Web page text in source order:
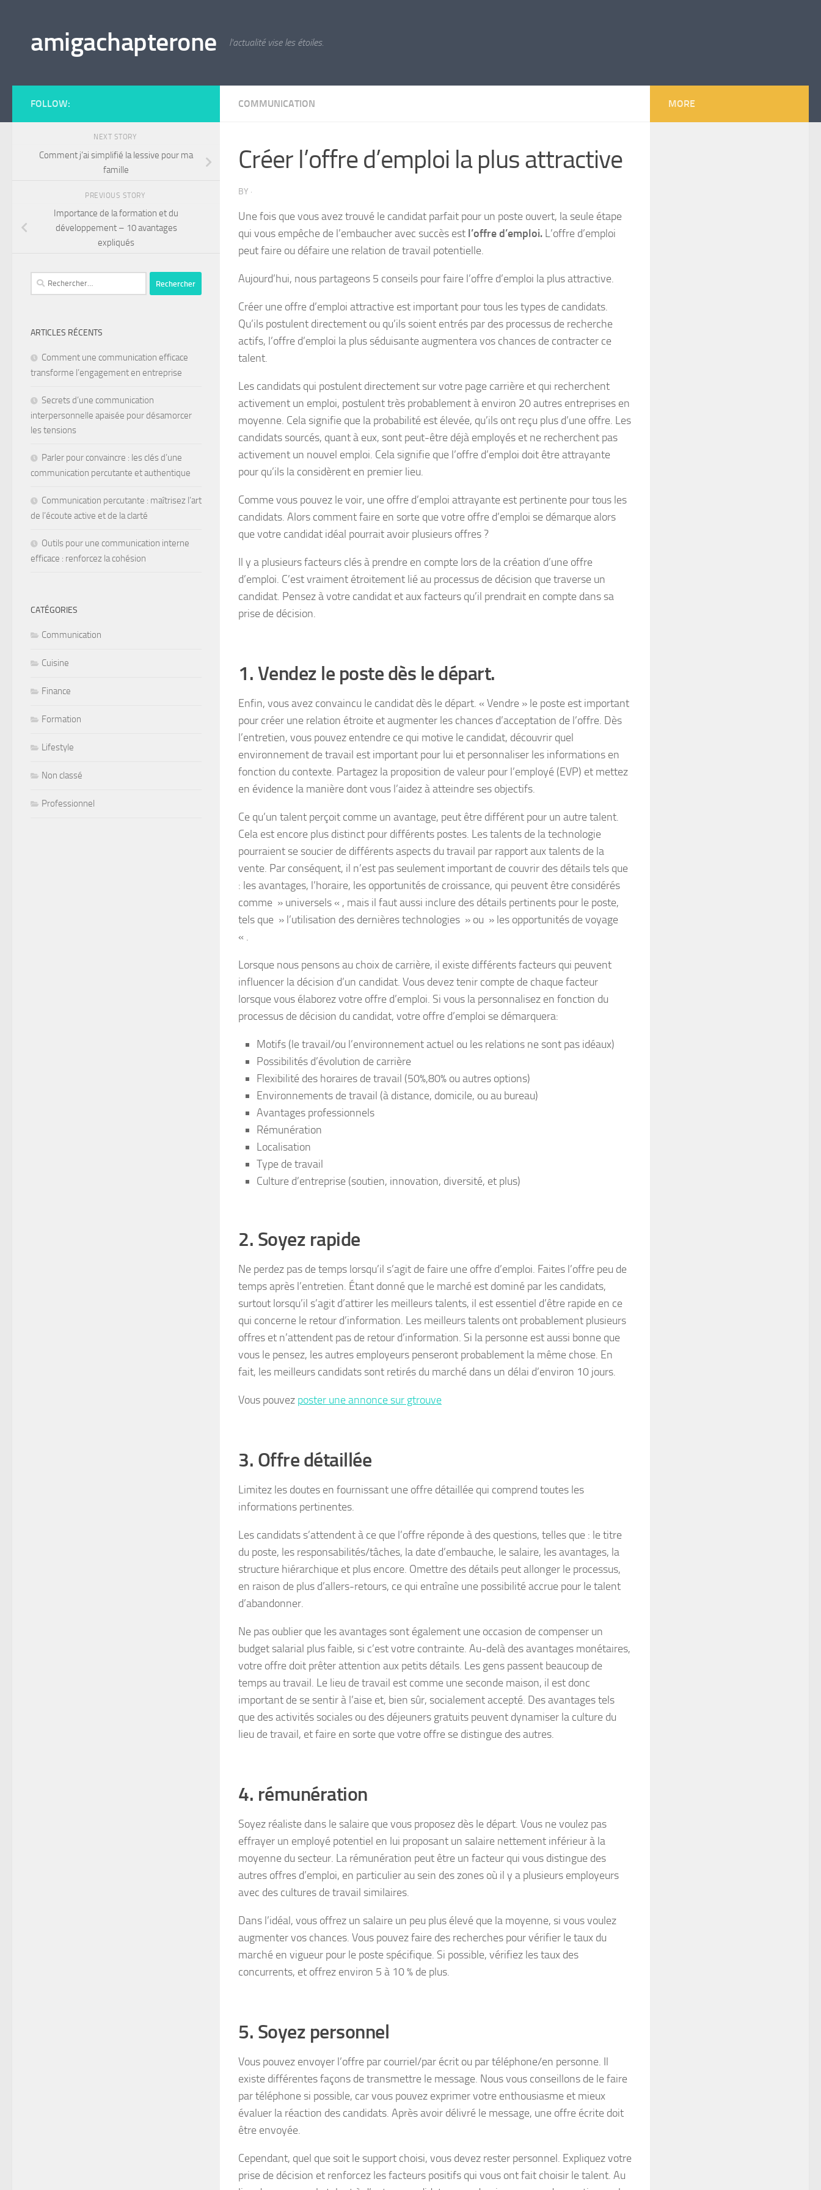
amigachapterone l'actualité vise les étoiles.
COMMUNICATION
Créer l’offre d’emploi la plus attractive
BY ·
Une fois que vous avez trouvé le candidat parfait pour un poste ouvert, la seule étape
qui vous empêche de l’embaucher avec succès est l’offre d’emploi. L’offre d’emploi
peut faire ou défaire une relation de travail potentielle.
Aujourd’hui, nous partageons 5 conseils pour faire l’offre d’emploi la plus attractive.
Créer une offre d’emploi attractive est important pour tous les types de candidats.
Qu’ils postulent directement ou qu’ils soient entrés par des processus de recherche
actifs, l’offre d’emploi la plus séduisante augmentera vos chances de contracter ce
talent.
Les candidats qui postulent directement sur votre page carrière et qui recherchent
activement un emploi, postulent très probablement à environ 20 autres entreprises en
moyenne. Cela signifie que la probabilité est élevée, qu’ils ont reçu plus d’une offre. Les
candidats sourcés, quant à eux, sont peut-être déjà employés et ne recherchent pas
activement un nouvel emploi. Cela signifie que l’offre d’emploi doit être attrayante
pour qu’ils la considèrent en premier lieu.
Comme vous pouvez le voir, une offre d’emploi attrayante est pertinente pour tous les
candidats. Alors comment faire en sorte que votre offre d’emploi se démarque alors
que votre candidat idéal pourrait avoir plusieurs offres ?
Il y a plusieurs facteurs clés à prendre en compte lors de la création d’une offre
d’emploi. C’est vraiment étroitement lié au processus de décision que traverse un
candidat. Pensez à votre candidat et aux facteurs qu’il prendrait en compte dans sa
prise de décision.
1. Vendez le poste dès le départ.
Enfin, vous avez convaincu le candidat dès le départ. « Vendre » le poste est important
pour créer une relation étroite et augmenter les chances d’acceptation de l’offre. Dès
l’entretien, vous pouvez entendre ce qui motive le candidat, découvrir quel
environnement de travail est important pour lui et personnaliser les informations en
fonction du contexte. Partagez la proposition de valeur pour l’employé (EVP) et mettez
en évidence la manière dont vous l’aidez à atteindre ses objectifs.
Ce qu’un talent perçoit comme un avantage, peut être différent pour un autre talent.
Cela est encore plus distinct pour différents postes. Les talents de la technologie
pourraient se soucier de différents aspects du travail par rapport aux talents de la
vente. Par conséquent, il n’est pas seulement important de couvrir des détails tels que
: les avantages, l’horaire, les opportunités de croissance, qui peuvent être considérés
comme » universels « , mais il faut aussi inclure des détails pertinents pour le poste,
tels que » l’utilisation des dernières technologies » ou » les opportunités de voyage
« .
Lorsque nous pensons au choix de carrière, il existe différents facteurs qui peuvent
influencer la décision d’un candidat. Vous devez tenir compte de chaque facteur
lorsque vous élaborez votre offre d’emploi. Si vous la personnalisez en fonction du
processus de décision du candidat, votre offre d’emploi se démarquera:
Motifs (le travail/ou l’environnement actuel ou les relations ne sont pas idéaux)
Possibilités d’évolution de carrière
Flexibilité des horaires de travail (50%,80% ou autres options)
Environnements de travail (à distance, domicile, ou au bureau)
Avantages professionnels
Rémunération
Localisation
Type de travail
Culture d’entreprise (soutien, innovation, diversité, et plus)
2. Soyez rapide
Ne perdez pas de temps lorsqu’il s’agit de faire une offre d’emploi. Faites l’offre peu de
temps après l’entretien. Étant donné que le marché est dominé par les candidats,
surtout lorsqu’il s’agit d’attirer les meilleurs talents, il est essentiel d’être rapide en ce
qui concerne le retour d’information. Les meilleurs talents ont probablement plusieurs
offres et n’attendent pas de retour d’information. Si la personne est aussi bonne que
vous le pensez, les autres employeurs penseront probablement la même chose. En
fait, les meilleurs candidats sont retirés du marché dans un délai d’environ 10 jours.
Vous pouvez poster une annonce sur gtrouve
3. Offre détaillée
Limitez les doutes en fournissant une offre détaillée qui comprend toutes les
informations pertinentes.
Les candidats s’attendent à ce que l’offre réponde à des questions, telles que : le titre
du poste, les responsabilités/tâches, la date d’embauche, le salaire, les avantages, la
structure hiérarchique et plus encore. Omettre des détails peut allonger le processus,
en raison de plus d’allers-retours, ce qui entraîne une possibilité accrue pour le talent
d’abandonner.
Ne pas oublier que les avantages sont également une occasion de compenser un
budget salarial plus faible, si c’est votre contrainte. Au-delà des avantages monétaires,
votre offre doit prêter attention aux petits détails. Les gens passent beaucoup de
temps au travail. Le lieu de travail est comme une seconde maison, il est donc
important de se sentir à l’aise et, bien sûr, socialement accepté. Des avantages tels
que des activités sociales ou des déjeuners gratuits peuvent dynamiser la culture du
lieu de travail, et faire en sorte que votre offre se distingue des autres.
4. rémunération
Soyez réaliste dans le salaire que vous proposez dès le départ. Vous ne voulez pas
effrayer un employé potentiel en lui proposant un salaire nettement inférieur à la
moyenne du secteur. La rémunération peut être un facteur qui vous distingue des
autres offres d’emploi, en particulier au sein des zones où il y a plusieurs employeurs
avec des cultures de travail similaires.
Dans l’idéal, vous offrez un salaire un peu plus élevé que la moyenne, si vous voulez
augmenter vos chances. Vous pouvez faire des recherches pour vérifier le taux du
marché en vigueur pour le poste spécifique. Si possible, vérifiez les taux des
concurrents, et offrez environ 5 à 10 % de plus.
5. Soyez personnel
Vous pouvez envoyer l’offre par courriel/par écrit ou par téléphone/en personne. Il
existe différentes façons de transmettre le message. Nous vous conseillons de le faire
par téléphone si possible, car vous pouvez exprimer votre enthousiasme et mieux
évaluer la réaction des candidats. Après avoir délivré le message, une offre écrite doit
être envoyée.
Cependant, quel que soit le support choisi, vous devez rester personnel. Expliquez votre
prise de décision et renforcez les facteurs positifs qui vous ont fait choisir le talent. Au
FOLLOW:
NEXT STORY
Comment j’ai simplifié la lessive pour ma
famille
PREVIOUS STORY
Importance de la formation et du
développement – 10 avantages
expliqués
ARTICLES RÉCENTS
Comment une communication efficace
transforme l’engagement en entreprise
Secrets d’une communication
interpersonnelle apaisée pour désamorcer
les tensions
Parler pour convaincre : les clés d’une
communication percutante et authentique
Communication percutante : maîtrisez l’art
de l’écoute active et de la clarté
Outils pour une communication interne
efficace : renforcez la cohésion
CATÉGORIES
Communication
Cuisine
Finance
Formation
Lifestyle
Non classé
Professionnel
MORE